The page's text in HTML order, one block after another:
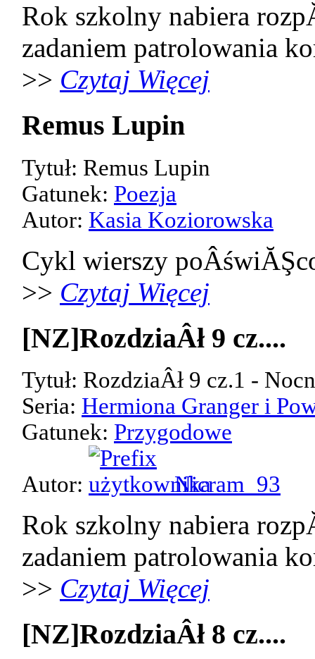
Rok szkolny nabiera
zadaniem patrolowania
>> Czytaj Więcej
Remus Lupin
Tytuł: Remus Lupin
Gatunek: Poezja
Autor: Kasia Koziorowska
Cykl wierszy
>> Czytaj Więcej
[NZ]RozdziaÂł 9 cz....
Tytuł: RozdziaÂł 9 cz.1 -
Seria: Hermiona Granger i
Gatunek: Przygodowe
Autor: Nicram_93
Rok szkolny nabiera
zadaniem patrolowania
>> Czytaj Więcej
[NZ]RozdziaÂł 8 cz....